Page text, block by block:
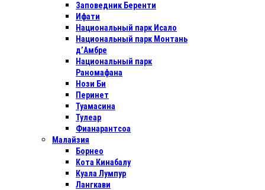
Заповедник Беренти
Ифати
Национальный парк Исало
Национальный парк Монтань
д’Амбре
Национальный парк
Раномафана
Нози Би
Перинет
Туамасина
Тулеар
Фианарантсоа
Малайзия
Борнео
Кота Кинабалу
Куала Лумпур
Лангкави